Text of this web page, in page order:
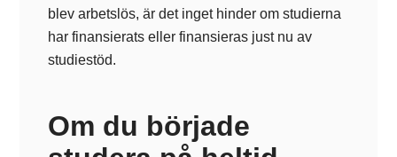
blev arbetslös, är det inget hinder om studierna
har finansierats eller finansieras just nu av
studiestöd.
Om du började